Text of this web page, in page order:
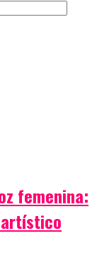
femenina:
artístico